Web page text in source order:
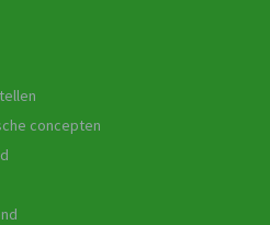
concepten